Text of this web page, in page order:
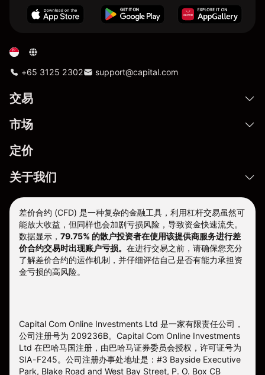
+65 3125 2302 support@capital.com
交易
市场
定价
关于我们
差价合约 (CFD) 是一种复杂的金融工具，利用杠杆交易虽然可
能放大收益，但同样也会加剧亏损风险，导致资金快速流失。
数据显示， 79.75% 的散户投资者在使用该提供商服务进行差
价合约交易时出现账户亏损。 在进行交易之前，请确保您充分
了解差价合约的运作机制，并仔细评估自己是否有能力承担资
金亏损的高风险。
Capital Com Online Investments Ltd 是一家有限责任公司，
公司注册号为 209236B。Capital Com Online Investments
Ltd 在巴哈马国注册，由巴哈马证券委员会授权，许可证号为
SIA-F245。公司注册办事处地址是：#3 Bayside Executive
Park, Blake Road and West Bay Street, P. O. Box CB